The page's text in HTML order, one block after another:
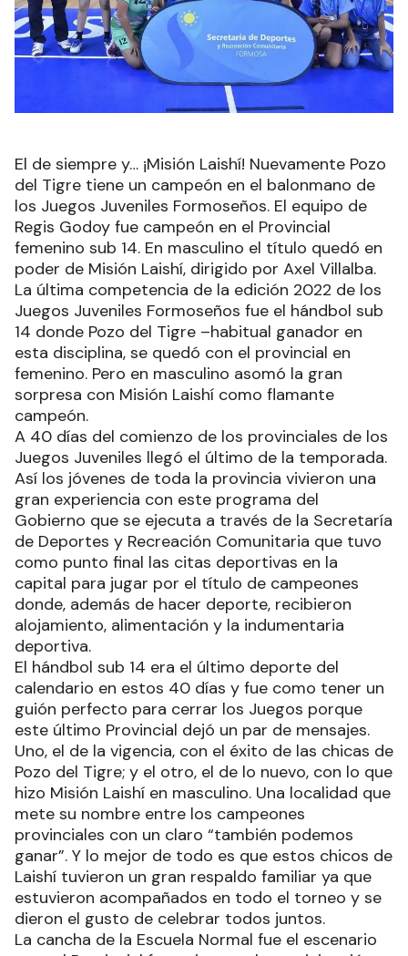
El de siempre y… ¡Misión Laishí! Nuevamente Pozo
del Tigre tiene un campeón en el balonmano de
los Juegos Juveniles Formoseños. El equipo de
Regis Godoy fue campeón en el Provincial
femenino sub 14. En masculino el título quedó en
poder de Misión Laishí, dirigido por Axel Villalba.
La última competencia de la edición 2022 de los
Juegos Juveniles Formoseños fue el hándbol sub
14 donde Pozo del Tigre –habitual ganador en
esta disciplina, se quedó con el provincial en
femenino. Pero en masculino asomó la gran
sorpresa con Misión Laishí como flamante
campeón.
A 40 días del comienzo de los provinciales de los
Juegos Juveniles llegó el último de la temporada.
Así los jóvenes de toda la provincia vivieron una
gran experiencia con este programa del
Gobierno que se ejecuta a través de la Secretaría
de Deportes y Recreación Comunitaria que tuvo
como punto final las citas deportivas en la
capital para jugar por el título de campeones
donde, además de hacer deporte, recibieron
alojamiento, alimentación y la indumentaria
deportiva.
El hándbol sub 14 era el último deporte del
calendario en estos 40 días y fue como tener un
guión perfecto para cerrar los Juegos porque
este último Provincial dejó un par de mensajes.
Uno, el de la vigencia, con el éxito de las chicas de
Pozo del Tigre; y el otro, el de lo nuevo, con lo que
hizo Misión Laishí en masculino. Una localidad que
mete su nombre entre los campeones
provinciales con un claro “también podemos
ganar”. Y lo mejor de todo es que estos chicos de
Laishí tuvieron un gran respaldo familiar ya que
estuvieron acompañados en todo el torneo y se
dieron el gusto de celebrar todos juntos.
La cancha de la Escuela Normal fue el escenario